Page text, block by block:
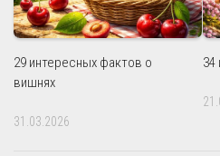
29 интересных фактов о
вишнях
31.03.2026
34